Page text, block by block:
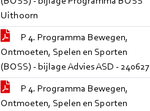
Uithoorn
P 4. Programma Bewegen,
Ontmoeten, Spelen en Sporten
(BOSS) - bijlage Advies ASD - 240627
P 4. Programma Bewegen,
Ontmoeten, Spelen en Sporten